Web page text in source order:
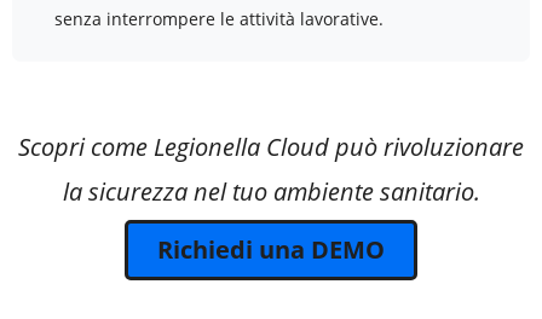
senza interrompere le attività lavorative.
Scopri come Legionella Cloud può rivoluzionare
la sicurezza nel tuo ambiente sanitario.
Richiedi una DEMO